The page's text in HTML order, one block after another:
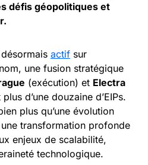
défis géopolitiques et
actif sur
une fusion stratégique
(exécution) et Electra
d’une douzaine d’EIPs.
plus qu’une évolution
transformation profonde
enjeux de scalabilité,
technologique.